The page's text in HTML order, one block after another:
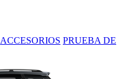
ACCESORIOS PRUEBA DE